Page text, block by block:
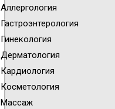
Аллергология
Гастроэнтерология
Гинекология
Дерматология
Кардиология
Косметология
Массаж